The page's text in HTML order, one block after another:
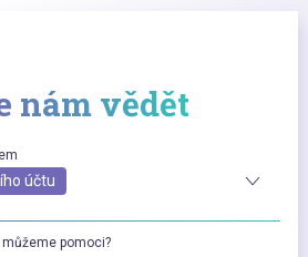
nám vědět
účtu
pomoci?